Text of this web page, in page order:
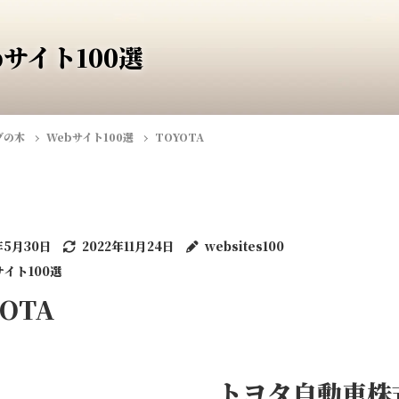
イト100選
の木 Webサイト100選 TOYOTA
月30日 2022年11月24日
websites100
ト100選